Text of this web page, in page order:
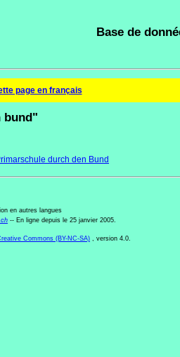
Base de
page en français
bund"
durch den Bund
en autres langues
ch -- En ligne depuis le 25 janvier 2005.
Commons (BY-NC-SA) , version 4.0.